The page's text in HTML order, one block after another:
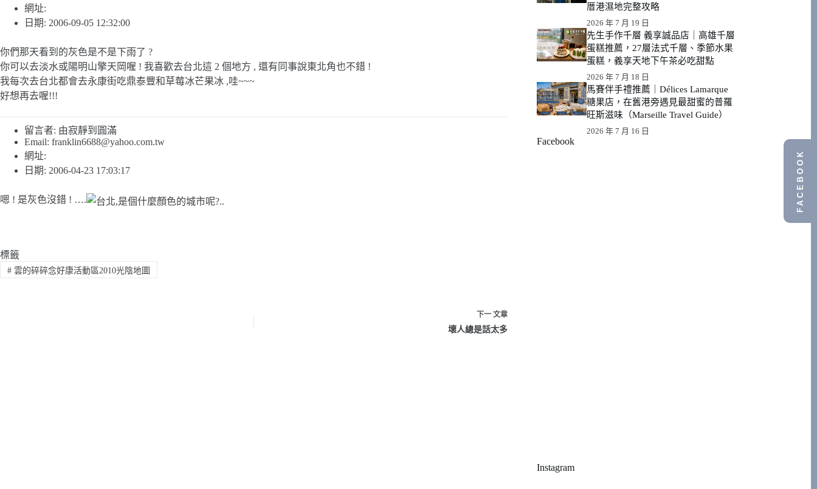
網址:
日期: 2006-09-05 12:32:00
你們那天看到的灰色是不是下雨了 ?
你可以去淡水或陽明山擎天岡喔 ! 我喜歡去台北這 2 個地方 , 還有同事說東北角也不錯 !
我每次去台北都會去永康街吃鼎泰豐和草莓冰芒果冰 ,哇~~~
好想再去喔!!!
留言者: 由寂靜到圓滿
Email: franklin6688@yahoo.com.tw
網址:
日期: 2006-04-23 17:03:17
嗯 ! 是灰色沒錯 ! ….
標籤
#雲的碎碎念好康活動區2010光陰地圖
下一 文章
壞人總是話太多
厝港濕地完整攻略
2026 年 7 月 19 日
先生手作千層 義享誠品店｜高雄千層
蛋糕推薦，27層法式千層、季節水果
蛋糕，義享天地下午茶必吃甜點
2026 年 7 月 18 日
馬賽伴手禮推薦｜Délices Lamarque
糖果店，在舊港旁遇見最甜蜜的普羅
旺斯滋味（Marseille Travel Guide）
2026 年 7 月 16 日
Facebook
Instagram
FACEBOOK